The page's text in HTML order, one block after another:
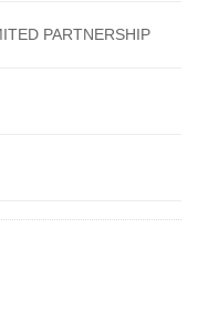
PARTNERSHIP